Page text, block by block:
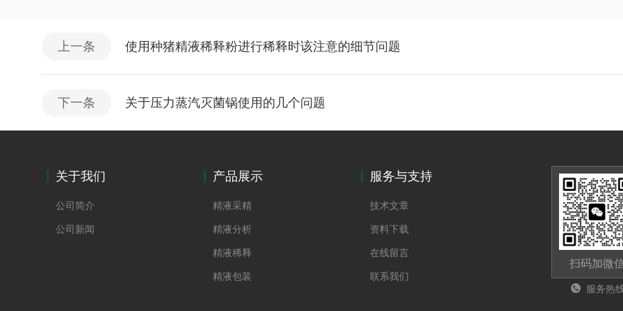
上一条 使用种猪精液稀释粉进行稀释时该注意的细节问题
下一条 关于压力蒸汽灭菌锅使用的几个问题
关于我们
公司简介
公司新闻
产品展示
精液采精
精液分析
精液稀释
精液包装
服务与支持
技术文章
资料下载
在线留言
联系我们
扫码加微
服务热